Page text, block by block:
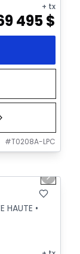
+ tx
495$
#T0208A-LPC
Next
HAUTE •